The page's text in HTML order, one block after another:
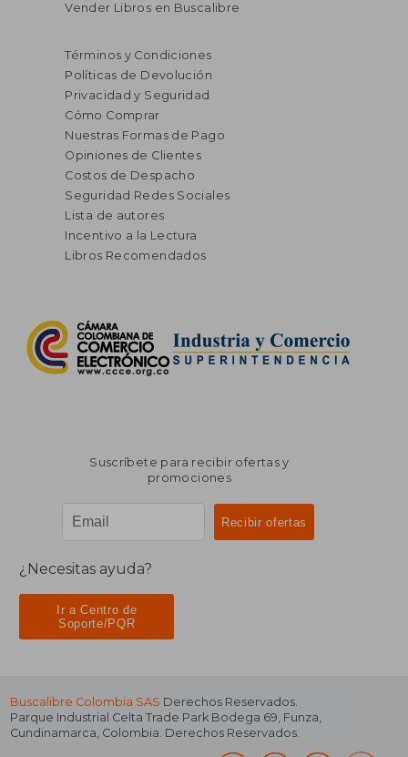
Vender Libros en Buscalibre
Términos y Condiciones
Políticas de Devolución
Privacidad y Seguridad
Cómo Comprar
Nuestras Formas de Pago
Opiniones de Clientes
Costos de Despacho
Seguridad Redes Sociales
Lista de autores
Incentivo a la Lectura
Libros Recomendados
Suscríbete para recibir ofertas y
promociones
¿Necesitas ayuda?
Ir a Centro de
Soporte/PQR
Buscalibre Colombia SAS Derechos Reservados.
Parque Industrial Celta Trade Park Bodega 69 Funza
Cundinamarca Colombia . Derechos Reservados.